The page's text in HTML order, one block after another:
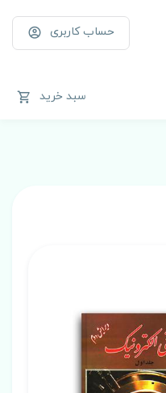
حساب کاربری
سبد خرید